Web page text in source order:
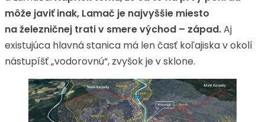
môže javiť inak, Lamač je najvyššie miesto
na železničnej trati v smere východ – západ.Aj
existujúca hlavná stanica má len časť koľajiska v okolí
nástupíšť „vodorovnú“, zvyšok je v sklone.